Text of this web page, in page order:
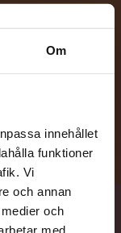
Om
innehållet
funktioner
Vi
och annan
och
med.